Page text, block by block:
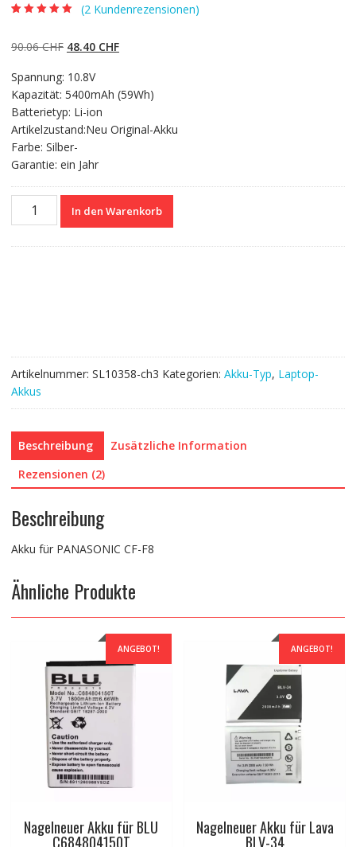
basierend auf
Kundenbewertun
(2 Kundenrezensionen)
90.06CHF Ursprünglicher
war:
90.06 CHF
48.40 CHFAktueller
48.40 CHF.
Spannung: 10.8V
Kapazität: 5400mAh (59Wh)
Batterietyp: Li-ion
Artikelzustand:Neu Original-Akku
Farbe: Silber-
Garantie: ein Jahr
Nagelneuer
In den Warenkorb
Artikelnummer: SL10358-ch3 Kategorien: Akku-Typ, Laptop-
Akkus
Beschreibung
Zusätzliche Information
Rezensionen (2)
Beschreibung
Akku für PANASONIC CF-F8
Ähnliche Produkte
ANGEBOT!
Nagelneuer Akku für BLU
C684804150T
ANGEBOT!
Nagelneuer Akku für Lava
BLV-34